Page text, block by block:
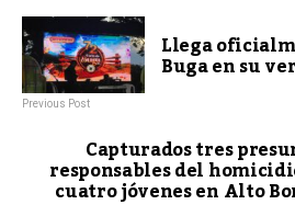
Llega
Buga en su
Previous Post
Capturados tres
responsables del
cuatro jóvenes en Alto